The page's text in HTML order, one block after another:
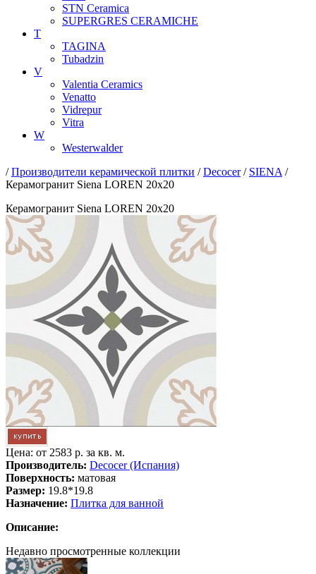
STN Ceramica
SUPERGRES CERAMICHE
T
TAGINA
Tubadzin
V
Valentia Ceramics
Venatto
Vidrepur
Vitra
W
Westerwalder
/Производители керамической плитки /Decocer/ SIENA /
Керамогранит Siena LOREN 20x20
Керамогранит Siena LOREN 20x20
Цена: от 2583 р. за кв. м.
Производитель: Decocer (Испания)
Поверхность: матовая
Размер: 19.8*19.8
Назначение: Плитка для ванной
Описание:
Недавно просмотренные коллекции